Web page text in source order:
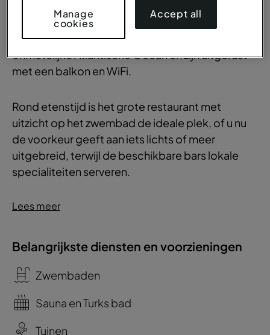
Alle kamers van de prachtige locatie aan Praia
Formosa bieden verbluffende uitzichten op de
onmetelijke Atlantische Ocean en zijn uitgerust
met een balkon en WiFi.
Rond etenstijd is het grote restaurant met
uitzicht op het zwembad de ideale plek, of u nu
de voorkeur geeft aan iets lichts of meer
uitgebreid, terwijl de beschikbare bars lokale
specialiteiten serveren.
Lees meer
Belangrijkste diensten en voorzieningen
Zwembaden
Sauna en Turks bad
Tuinen
Manage
cookies
Accept all